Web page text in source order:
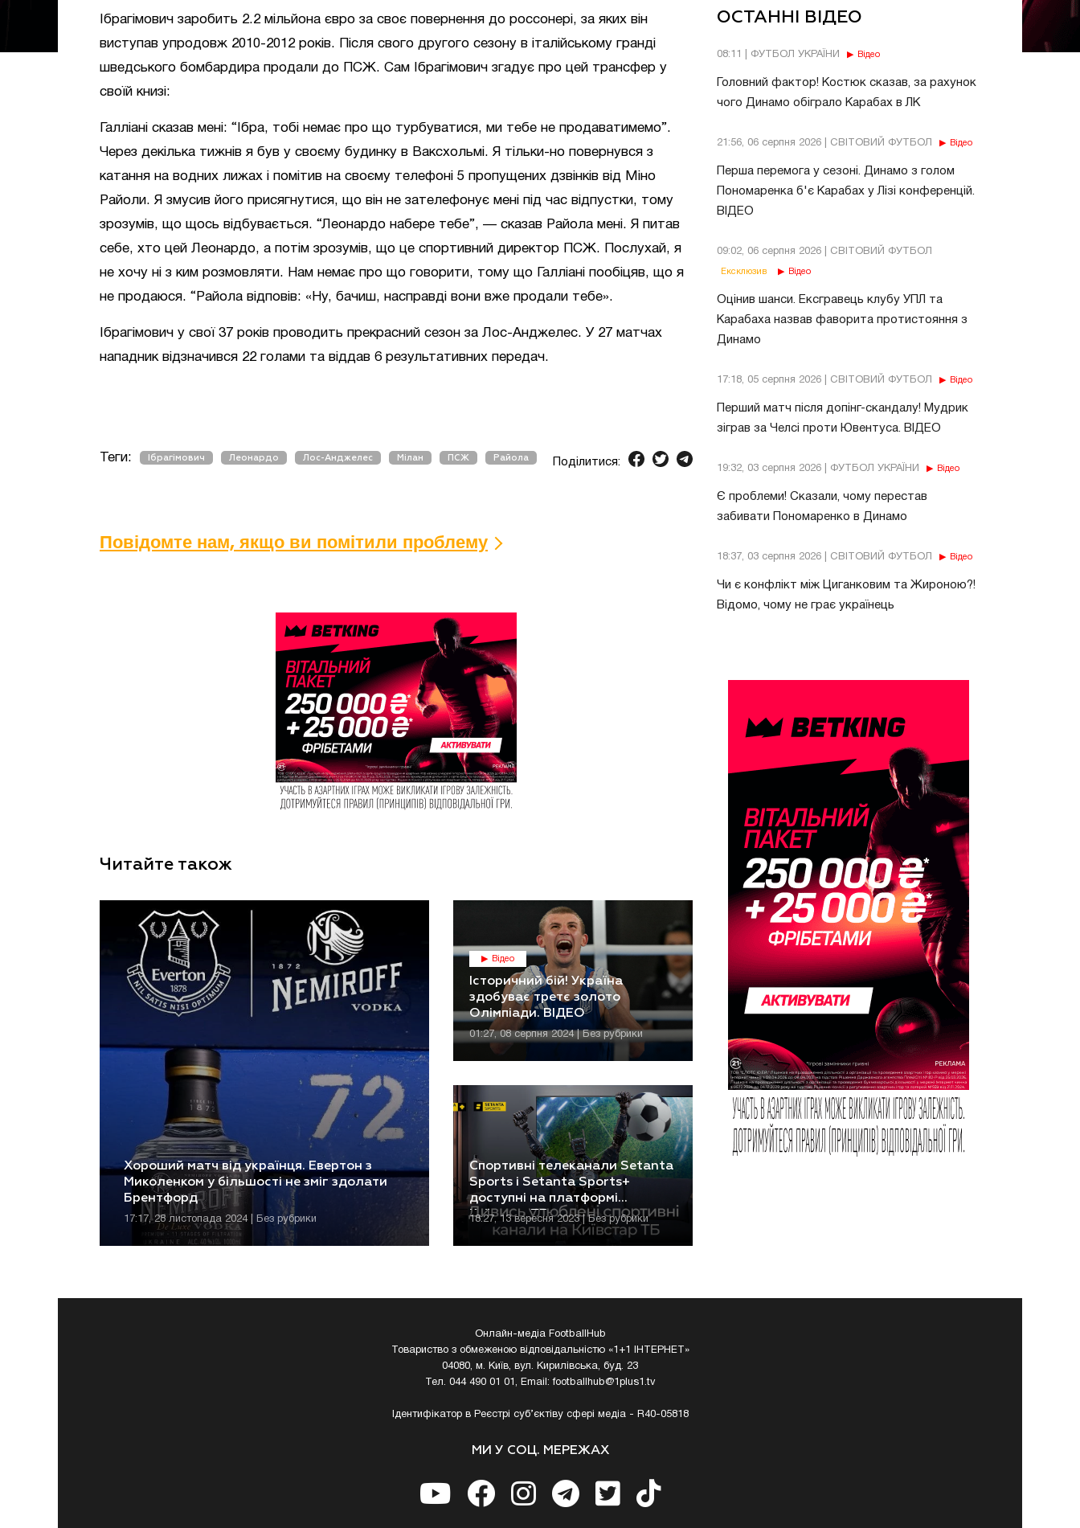
ОСТАННІ ВІДЕО
08:11 | ФУТБОЛ УКРАЇНИ Відео
Головний фактор! Костюк сказав, за рахунок
чого Динамо обіграло Карабах в ЛК
21:56, 06 серпня 2026 | СВІТОВИЙ ФУТБОЛ Відео
Перша перемога у сезоні. Динамо з голом
Пономаренка б'є Карабах у Лізі конференцій.
ВІДЕО
09:02, 06 серпня 2026 | СВІТОВИЙ ФУТБОЛ
Ексклюзив Відео
Оцінив шанси. Ексгравець клубу УПЛ та
Карабаха назвав фаворита протистояння з
Динамо
17:18, 05 серпня 2026 | СВІТОВИЙ ФУТБОЛ Відео
Перший матч після допінг-скандалу! Мудрик
зіграв за Челсі проти Ювентуса. ВІДЕО
19:32, 03 серпня 2026 | ФУТБОЛ УКРАЇНИ Відео
Є проблеми! Сказали, чому перестав
забивати Пономаренко в Динамо
18:37, 03 серпня 2026 | СВІТОВИЙ ФУТБОЛ Відео
Чи є конфлікт між Циганковим та Жироною?!
Відомо, чому не грає українець
Ібрагімович заробить 2.2 мільйона євро за своє повернення до россонері, за яких він
виступав упродовж 2010-2012 років. Після свого другого сезону в італійському гранді
шведського бомбардира продали до ПСЖ. Сам Ібрагімович згадує про цей трансфер у
своїй книзі:
Галліані сказав мені: “Ібра, тобі немає про що турбуватися, ми тебе не продаватимемо”.
Через декілька тижнів я був у своєму будинку в Ваксхольмі. Я тільки-но повернувся з
катання на водних лижах і помітив на своєму телефоні 5 пропущених дзвінків від Міно
Райоли. Я змусив його присягнутися, що він не зателефонує мені під час відпустки, тому
зрозумів, що щось відбувається. “Леонардо набере тебе”, — сказав Райола мені. Я питав
себе, хто цей Леонардо, а потім зрозумів, що це спортивний директор ПСЖ. Послухай, я
не хочу ні з ким розмовляти. Нам немає про що говорити, тому що Галліані пообіцяв, що я
не продаюся. “Райола відповів: «Ну, бачиш, насправді вони вже продали тебе».
Ібрагімович у свої 37 років проводить прекрасний сезон за Лос-Анджелес. У 27 матчах
нападник відзначився 22 голами та віддав 6 результативних передач.
Теги: Ібрагімович Леонардо Лос-Анджелес Мілан ПСЖ Райола Поділитися:
Повідомте нам, якщо ви помітили проблему
Читайте також
Хороший матч від українця. Евертон з
Миколенком у більшості не зміг здолати
Брентфорд
17:17, 28 листопада 2024 | Без рубрики
Відео
Історичний бій! Україна
здобуває третє золото
Олімпіади. ВІДЕО
01:27, 08 серпня 2024 | Без рубрики
Спортивні телеканали Setanta
Sports і Setanta Sports+
доступні на платформі
Київстар ТБ
18:27, 13 вересня 2023 | Без рубрики
Онлайн-медіа FootballHub
Товариство з обмеженою відповідальністю «1+1 ІНТЕРНЕТ»
04080, м. Київ, вул. Кирилівська, буд. 23
Тел. 044 490 01 01, Email:footballhub@1plus1.tv
Ідентифікатор в Реєстрі суб’єктіву сфері медіа - R40-05818
МИ У СОЦ. МЕРЕЖАХ